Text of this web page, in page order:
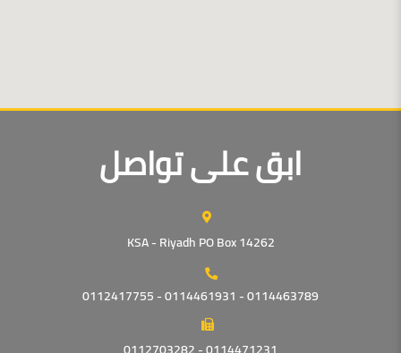
ابق على تواصل
KSA - Riyadh PO Box 14262
0114463789 - 0114461931 - 0112417755